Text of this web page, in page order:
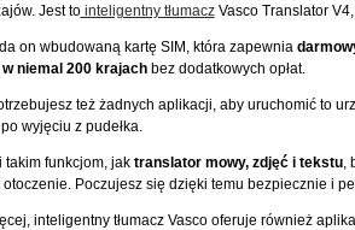
Jest tointeligentny tłumaczVasco Translator
on wbudowaną kartę SIM, która zapewnia
niemal 200 krajachbez dodatkowych opłat.
też żadnych aplikacji, aby uruchomić to
wyjęciu z pudełka.
takim funkcjom, jak translator mowy, zdjęć i tekstu,
Poczujesz się dzięki temu bezpiecznie i
inteligentny tłumacz Vasco oferuje również